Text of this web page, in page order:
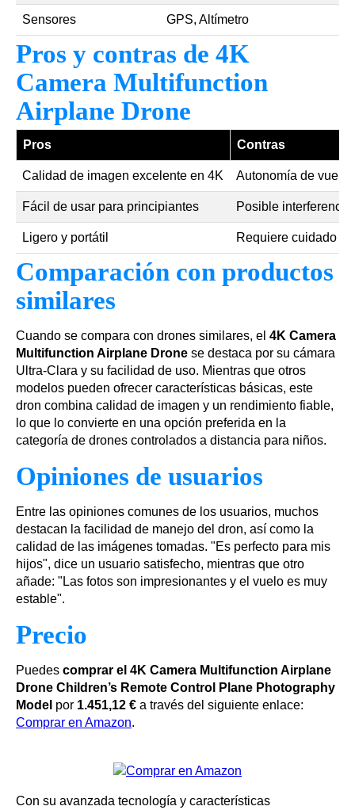
Sensores GPS, Altímetro
Pros y contras de 4K
Camera Multifunction
Airplane Drone
Pros Contras
Calidad de imagen excelente en 4K Autonomía de vuelo
Fácil de usar para principiantes Posible
Ligero y portátil Requiere cuidado
Comparación con productos
similares
Cuando se compara con drones similares, el 4K Camera
Multifunction Airplane Drone se destaca por su cámara
Ultra-Clara y su facilidad de uso. Mientras que otros
modelos pueden ofrecer características básicas, este
dron combina calidad de imagen y un rendimiento fiable,
lo que lo convierte en una opción preferida en la
categoría de drones controlados a distancia para niños.
Opiniones de usuarios
Entre las opiniones comunes de los usuarios, muchos
destacan la facilidad de manejo del dron, así como la
calidad de las imágenes tomadas. "Es perfecto para mis
hijos", dice un usuario satisfecho, mientras que otro
añade: "Las fotos son impresionantes y el vuelo es muy
estable".
Precio
Puedes comprar el 4K Camera Multifunction Airplane
Drone Children’s Remote Control Plane Photography
Model por 1.451,12 € a través del siguiente enlace:
Comprar en Amazon.
Con su avanzada tecnología y características